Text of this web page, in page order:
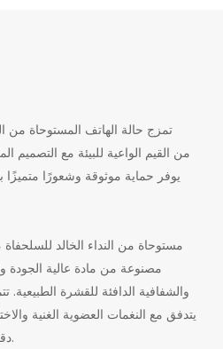
يوفر حماية موثوقة وشعورًا متميزًا
مصنوعة من مادة عالية الجودة
والشفافية الدافئة للقشرة
يتدفق مع النغمات العضوية الغنية
دقيقًا مع عمق بصري وسحر طبيعي.